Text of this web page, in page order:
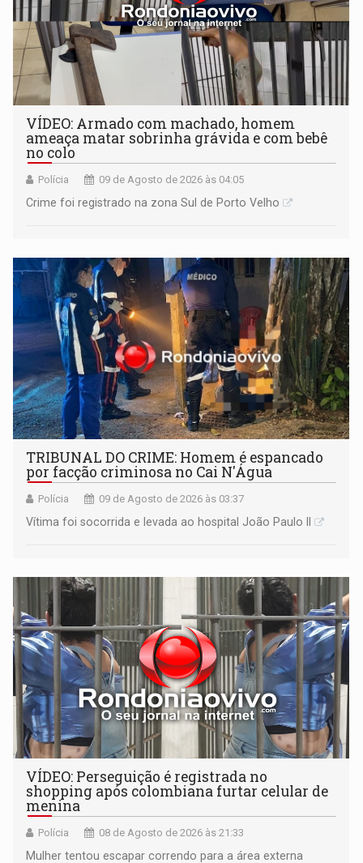
VÍDEO: Armado com machado, homem
ameaça matar sobrinha grávida e com bebê
no colo
Polícia 09 de Agosto de 2026 às 04:05
Crime foi registrado na zona Sul de Porto Velho
TRIBUNAL DO CRIME: Homem é espancado
por facção criminosa no Cai N'Água
Polícia 09 de Agosto de 2026 às 03:37
Vítima foi socorrida e levada ao hospital João Paulo II
VÍDEO: Perseguição é registrada no
shopping após colombiana furtar celular de
menina
Polícia 08 de Agosto de 2026 às 21:33
Mulher tentou escapar correndo para a área externa